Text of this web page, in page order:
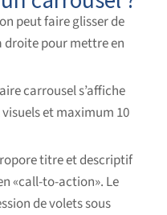
peut faire glisser de
droite pour mettre en
carrousel s’affiche
et maximum 10
titre et descriptif
«call-to-action». Le
de volets sous